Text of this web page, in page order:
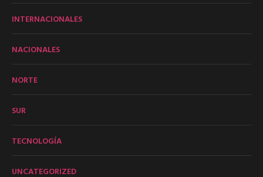
INTERNACIONALES
NACIONALES
NORTE
SUR
TECNOLOGÍA
UNCATEGORIZED